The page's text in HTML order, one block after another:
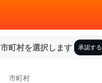
市町村を選択します 承認する
市町村